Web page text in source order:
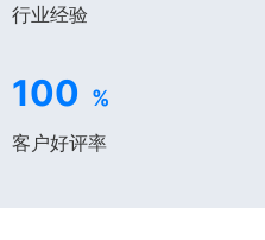
行业经验
100 %
客户好评率